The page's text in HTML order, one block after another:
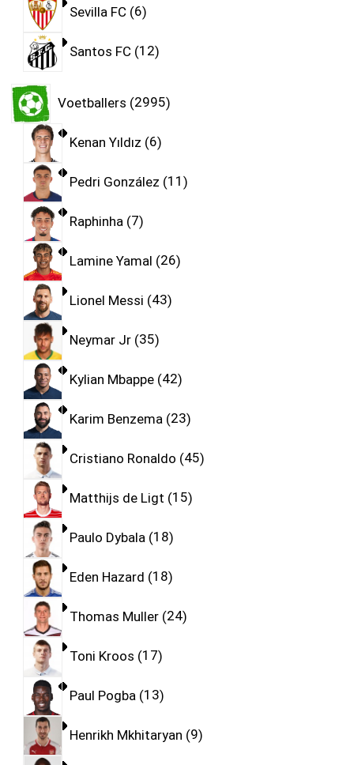
Sevilla FC 6
Santos FC 12
Voetballers 2995
Kenan Yıldız 6
Pedri González 11
Raphinha 7
Lamine Yamal 26
Lionel Messi 43
Neymar Jr 35
Kylian Mbappe 42
Karim Benzema 23
Cristiano Ronaldo 45
Matthijs de Ligt 15
Paulo Dybala 18
Eden Hazard 18
Thomas Muller 24
Toni Kroos 17
Paul Pogba 13
Henrikh Mkhitaryan 9